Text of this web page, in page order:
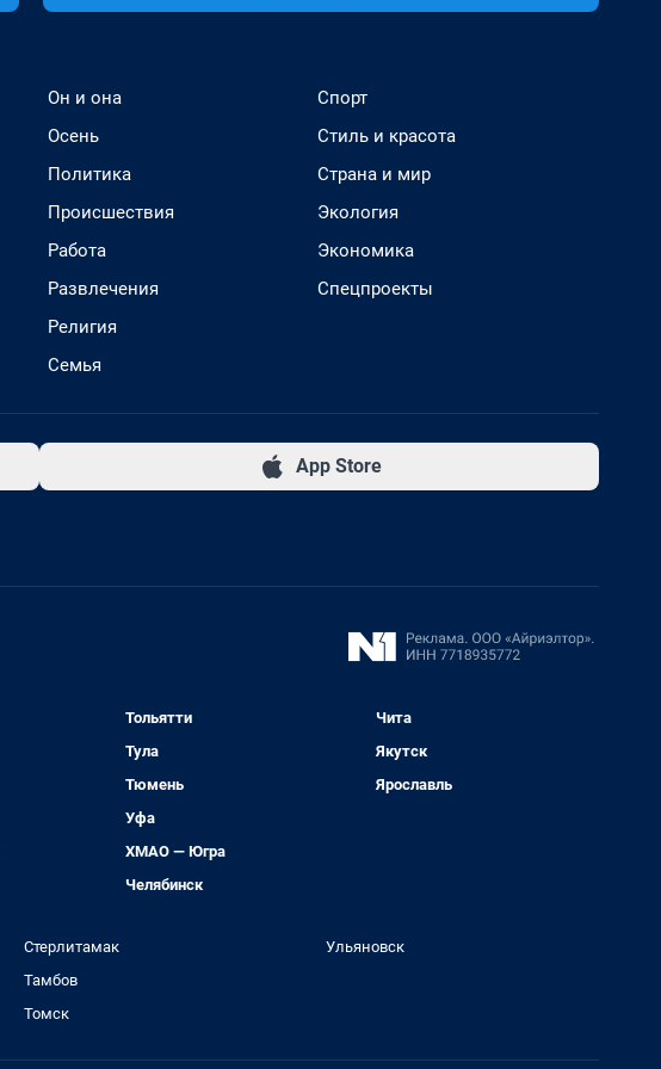
Он и она
Осень
Политика
Происшествия
Работа
Развлечения
Религия
Семья
Спорт
Стиль и красота
Страна и мир
Экология
Экономика
Спецпроекты
App Store
Тольятти
Тула
Тюмень
Уфа
ХМАО — Югра
Челябинск
Чита
Якутск
Ярославль
Стерлитамак
Тамбов
Томск
Ульяновск